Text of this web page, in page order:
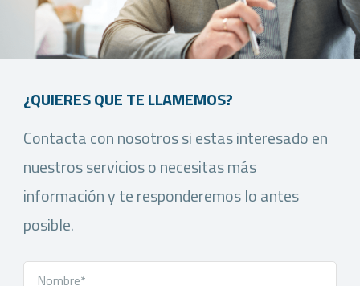
¿QUIERES QUE TE LLAMEMOS?
Contacta con nosotros si estas interesado en
nuestros servicios o necesitas más
información y te responderemos lo antes
posible.